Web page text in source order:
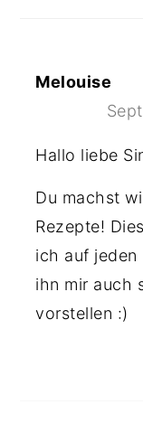
Melouise
Hallo liebe
Du machst
Rezepte!
ich auf jeden
ihn mir auch
vorstellen :)